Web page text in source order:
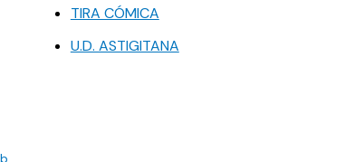
TIRA CÓMICA
U.D. ASTIGITANA